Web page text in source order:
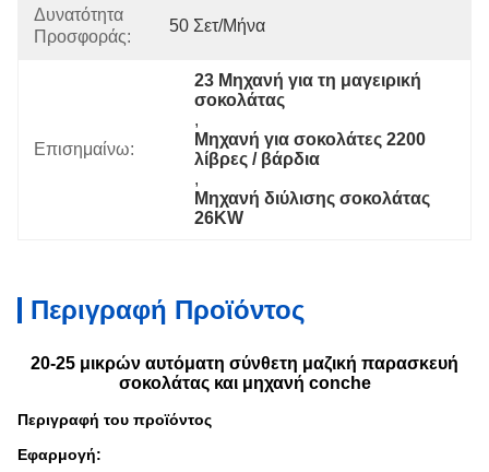
Δυνατότητα
Προσφοράς:
50 Σετ/μήνα
Επισημαίνω:
23 Μηχανή για τη μαγειρική
σοκολάτας
,
Μηχανή για σοκολάτες 2200
λίβρες / βάρδια
,
Μηχανή διύλισης σοκολάτας
26KW
Περιγραφή Προϊόντος
20-25 μικρών αυτόματη σύνθετη μαζική παρασκευή
σοκολάτας και μηχανή conche
Περιγραφή του προϊόντος
Εφαρμογή: